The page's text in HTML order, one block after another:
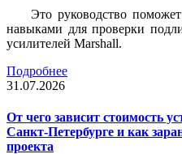
Это руководство
навыками для проверки
усилителей Marshall.
Подробнее
31.07.2026
От чего зависит стоимость
Санкт-Петербурге и как
проекта